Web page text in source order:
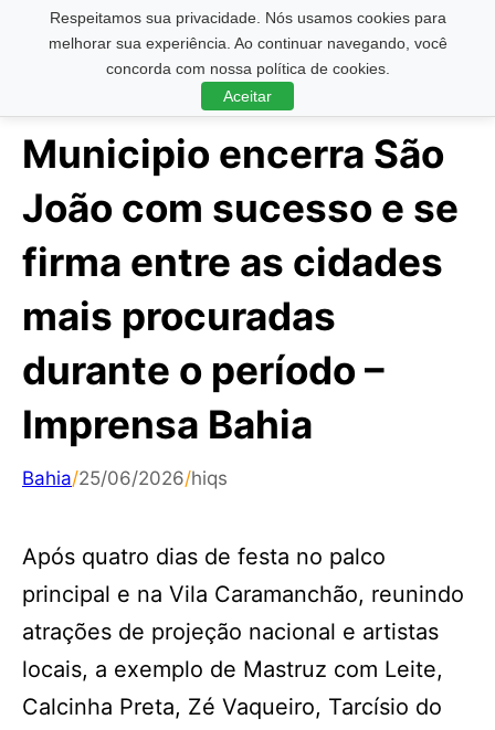
Respeitamos sua privacidade. Nós usamos cookies para
melhorar sua experiência. Ao continuar navegando, você
concorda com nossa política de cookies.
Aceitar
Pesquisar ...
Municipio encerra São
João com sucesso e se
firma entre as cidades
mais procuradas
durante o período –
Imprensa Bahia
Bahia/25/06/2026/hiqs
Após quatro dias de festa no palco
principal e na Vila Caramanchão, reunindo
atrações de projeção nacional e artistas
locais, a exemplo de Mastruz com Leite,
Calcinha Preta, Zé Vaqueiro, Tarcísio do